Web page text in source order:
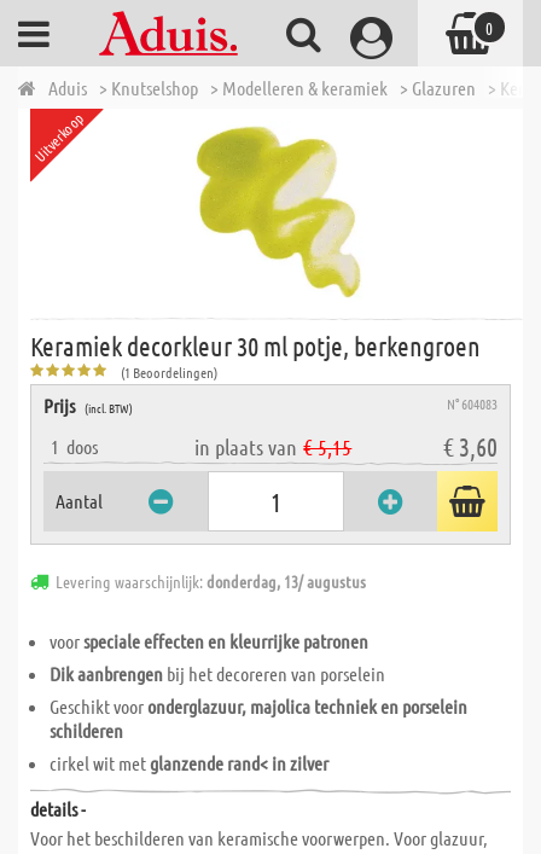
Aduis > Knutselshop > Modelleren & keramiek > Glazuren >
Uitverkoop
Keramiek decorkleur 30 ml potje, berkengroen
(1 Beoordelingen)
Prijs (incl. BTW) N° 604083
1 doos in plaats van € 5,15 € 3,60
Aantal
Levering waarschijnlijk:donderdag, 13/ augustus
voorspeciale effecten en kleurrijke patronen
Dik aanbrengen bij het decoreren van porselein
Geschikt vooronderglazuur, majolica techniek en porselein
schilderen
cirkel wit metglanzende rand< in zilver
details -
Voor het beschilderen van keramische voorwerpen. Voor glazuur,
0